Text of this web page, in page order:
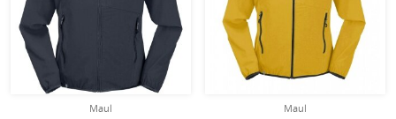
Maul
Maul